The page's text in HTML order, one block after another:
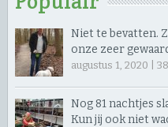
Niet te bevatten.
onze zeer
augustus 1, 2020 | 38
Nog 81 nachtjes
Kun jij ook niet